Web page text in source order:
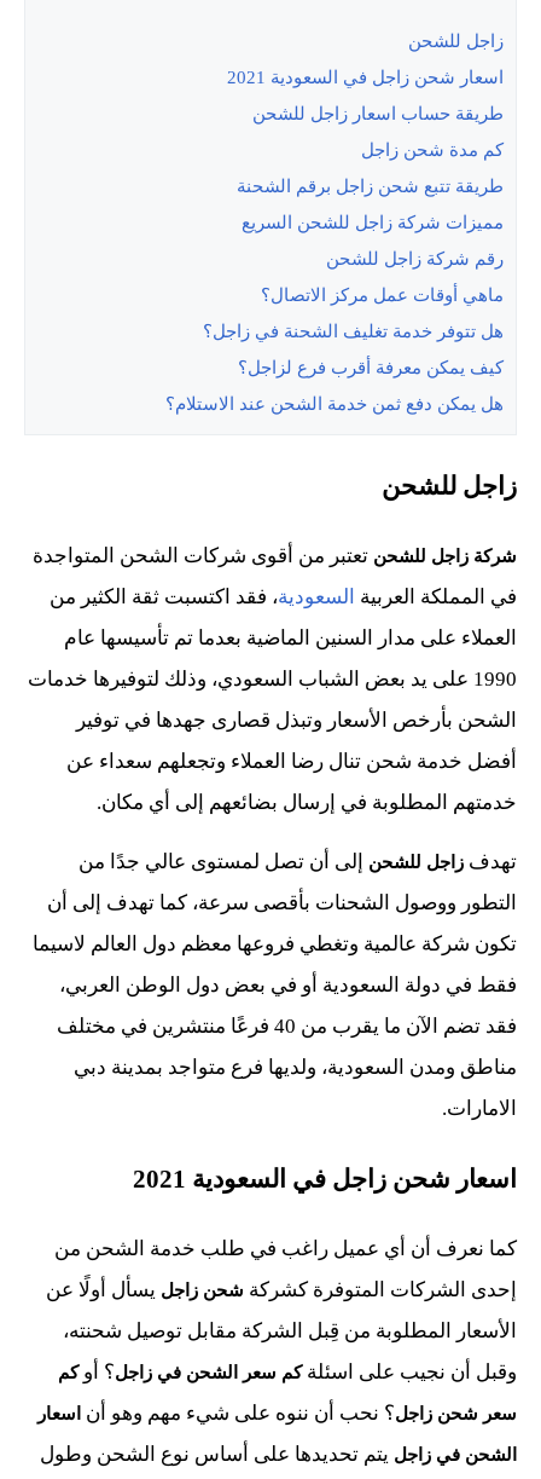
زاجل للشحن
اسعار شحن زاجل في السعودية 2021
طريقة حساب اسعار زاجل للشحن
كم مدة شحن زاجل
طريقة تتبع شحن زاجل برقم الشحنة
مميزات شركة زاجل للشحن السريع
رقم شركة زاجل للشحن
ماهي أوقات عمل مركز الاتصال؟
هل تتوفر خدمة تغليف الشحنة في زاجل؟
كيف يمكن معرفة أقرب فرع لزاجل؟
هل يمكن دفع ثمن خدمة الشحن عند الاستلام؟
زاجل للشحن
شركة زاجل للشحن تعتبر من أقوى شركات الشحن المتواجدة
في المملكة العربية السعودية، فقد اكتسبت ثقة الكثير من
العملاء على مدار السنين الماضية بعدما تم تأسيسها عام
1990 على يد بعض الشباب السعودي، وذلك لتوفيرها خدمات
الشحن بأرخص الأسعار وتبذل قصارى جهدها في توفير
أفضل خدمة شحن تنال رضا العملاء وتجعلهم سعداء عن
خدمتهم المطلوبة في إرسال بضائعهم إلى أي مكان.
تهدف زاجل للشحن
إلى أن تصل لمستوى عالي جدًا من
التطور ووصول الشحنات بأقصى سرعة، كما تهدف إلى أن
تكون شركة عالمية وتغطي فروعها معظم دول العالم لاسيما
فقط في دولة السعودية أو في بعض دول الوطن العربي،
فقد تضم الآن ما يقرب من 40 فرعًا منتشرين في مختلف
مناطق ومدن السعودية، ولديها فرع متواجد بمدينة دبي
الامارات.
اسعار شحن زاجل في السعودية 2021
كما نعرف أن أي عميل راغب في طلب خدمة الشحن من
إحدى الشركات المتوفرة كشركة شحن زاجل يسأل أولًا عن
الأسعار المطلوبة من قِبل الشركة مقابل توصيل شحنته،
وقبل أن نجيب على اسئلةكم سعر الشحن في زاجل؟ أوكم
سعر شحن زاجل؟ نحب أن ننوه على شيء مهم وهو أن اسعار
الشحن في زاجل يتم تحديدها على أساس نوع الشحن وطول